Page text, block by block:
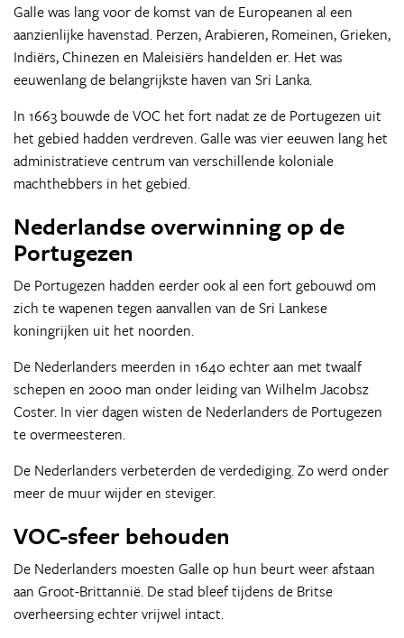
Galle was lang voor de komst van de Europeanen al een
aanzienlijke havenstad. Perzen, Arabieren, Romeinen, Grieken,
Indiërs, Chinezen en Maleisiërs handelden er. Het was
eeuwenlang de belangrijkste haven van Sri Lanka.
In 1663 bouwde de VOC het fort nadat ze de Portugezen uit
het gebied hadden verdreven. Galle was vier eeuwen lang het
administratieve centrum van verschillende koloniale
machthebbers in het gebied.
Nederlandse overwinning op de
Portugezen
De Portugezen hadden eerder ook al een fort gebouwd om
zich te wapenen tegen aanvallen van de Sri Lankese
koningrijken uit het noorden.
De Nederlanders meerden in 1640 echter aan met twaalf
schepen en 2000 man onder leiding van Wilhelm Jacobsz
Coster. In vier dagen wisten de Nederlanders de Portugezen
te overmeesteren.
De Nederlanders verbeterden de verdediging. Zo werd onder
meer de muur wijder en steviger.
VOC-sfeer behouden
De Nederlanders moesten Galle op hun beurt weer afstaan
aan Groot-Brittannië. De stad bleef tijdens de Britse
overheersing echter vrijwel intact.